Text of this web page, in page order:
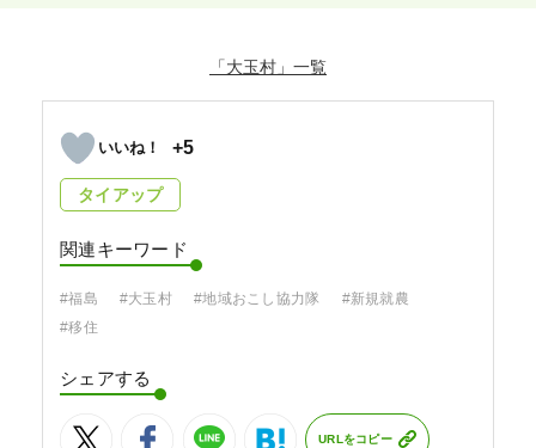
「大玉村」
+5
タイアップ
関連キーワード
#福島 #大玉村 #地域おこし協力隊
#新規就農
#移住
シェアする
URLをコピー